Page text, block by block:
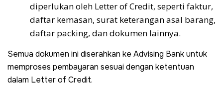
diperlukan oleh Letter of Credit, seperti faktur,
daftar kemasan, surat keterangan asal barang,
daftar packing, dan dokumen lainnya.
Semua dokumen ini diserahkan ke Advising Bank untuk
memproses pembayaran sesuai dengan ketentuan
dalam Letter of Credit.